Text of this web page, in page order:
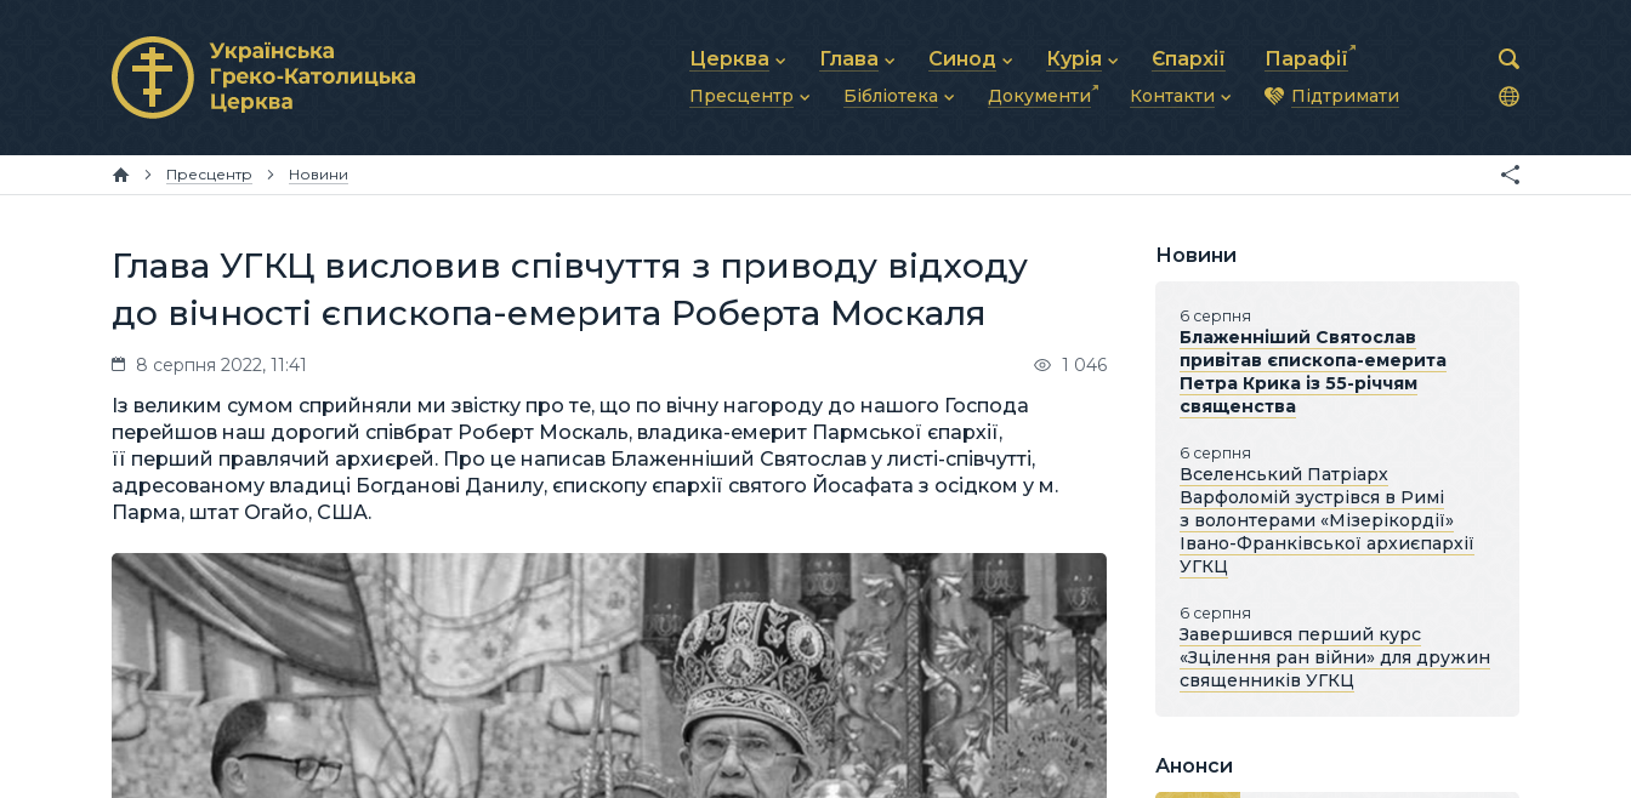
Церква
Про УГКЦ
Структура УГКЦ
Глава
Блаженніший Святослав
Фотографії
Синод
Синод Єпископів
Митрополичі Синоди
Курія
Душпастирська рада
Зв’язки та комунікації
Єпархії Парафії
Пресцентр
Публікації
Фото та відео
Архів новин (2013–2022)
Бібліотека
Молитви
Документи Контакти
Синоди Єпископів
Патріарша курія
Підтримати
Пресцентр Новини
Глава УГКЦ висловив співчуття з приводу відходу
до вічності єпископа-емерита Роберта Москаля
8 серпня 2022, 11:41 1 046
Із великим сумом сприйняли ми звістку про те, що по вічну нагороду до нашого Господа
перейшов наш дорогий співбрат Роберт Москаль, владика-емерит Пармської єпархії,
її перший правлячий архиєрей. Про це написав Блаженніший Святослав у листі-співчутті,
адресованому владиці Богданові Данилу, єпископу єпархії святого Йосафата з осідком у м.
Парма, штат Огайо, США.
Новини
6 серпня
Блаженніший Святослав
привітав єпископа-емерита
Петра Крика із 55-річчям
священства
6 серпня
Вселенський Патріарх
Варфоломій зустрівся в Римі
з волонтерами «Мізерікордії»
Івано-Франківської архиєпархії
УГКЦ
6 серпня
Завершився перший курс
«Зцілення ран війни» для дружин
священників УГКЦ
Анонси